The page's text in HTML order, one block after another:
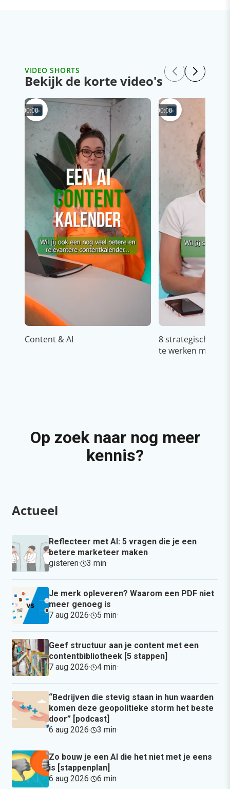
VIDEO SHORTS
Bekijk de korte video's
00:00
Content & AI
00:00
8 strategische
te werken met
Op zoek naar nog meer
kennis?
Actueel
Reflecteer met AI: 5 vragen die je een
betere marketeer maken
gisteren· 3 min·
Je merk opleveren? Waarom een PDF niet
meer genoeg is
7 aug 2026· 5 min·
Geef structuur aan je content met een
contentbibliotheek [5 stappen]
7 aug 2026· 4 min·
“Bedrijven die stevig staan in hun waarden
komen deze geopolitieke storm het beste
door” [podcast]
6 aug 2026· 3 min·
Zo bouw je een AI die het niet met je eens
is [stappenplan]
6 aug 2026· 6 min·